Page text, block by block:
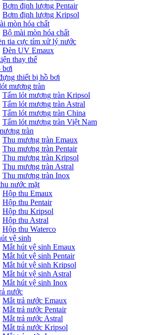
Bơm định lượng Pentair
Bơm định lượng Kripsol
mòn hóa chất
Bộ mài mòn hóa chất
tia cực tím xử lý nước
Đèn UV Emaux
thay thế
bơi
thiết bị hồ bơi
mương tràn
Tấm lót mương tràn Kripsol
Tấm lót mương tràn Astral
Tấm lót mương tràn China
Tấm lót mương tràn Việt Nam
tràn
Thu mương tràn Emaux
Thu mương tràn Pentair
Thu mương tràn Kripsol
Thu mương tràn Astral
Thu mương tràn Inox
nước mặt
Hộp thu Emaux
Hộp thu Pentair
Hộp thu Kripsol
Hộp thu Astral
Hộp thu Waterco
vệ sinh
Mắt hút vệ sinh Emaux
Mắt hút vệ sinh Pentair
Mắt hút vệ sinh Kripsol
Mắt hút vệ sinh Astral
Mắt hút vệ sinh Inox
nước
Mắt trả nước Emaux
Mắt trả nước Pentair
Mắt trả nước Astral
Mắt trả nước Kripsol